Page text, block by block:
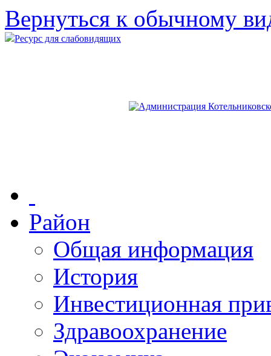
Вернуться к обычному
Ресурс для слабовидящих
Район
Общая информация
История
Инвестиционная
Здравоохранение